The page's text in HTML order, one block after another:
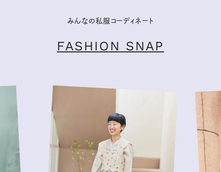
みんなの私服コーディネート
FASHION SNAP